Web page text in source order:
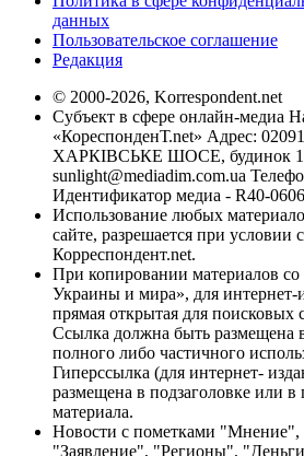
данных
Пользовательское соглашение
Редакция
© 2000-2026, Korrespondent.net
Субъект в сфере онлайн-медиа
«КореспонденТ.net» Адрес:
ХАРКІВСЬКЕ ШОСЕ, будинок
sunlight@mediadim.com.ua
Идентификатор медиа - R40-
Использование любых
сайте, разрешается при условии
Корреспондент.net.
При копировании материалов
Украины и мира», для интернет-
прямая открытая для поисковых
Ссылка должна быть размещена
полного либо частичного
Гиперссылка (для интернет-
размещена в подзаголовке или в
материала.
Новости с пометками "Мнение",
"Заявление", "Регионы",